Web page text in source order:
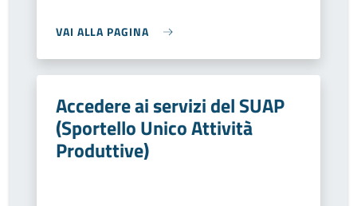
VAI ALLA PAGINA
Accedere ai servizi del SUAP
(Sportello Unico Attività
Produttive)